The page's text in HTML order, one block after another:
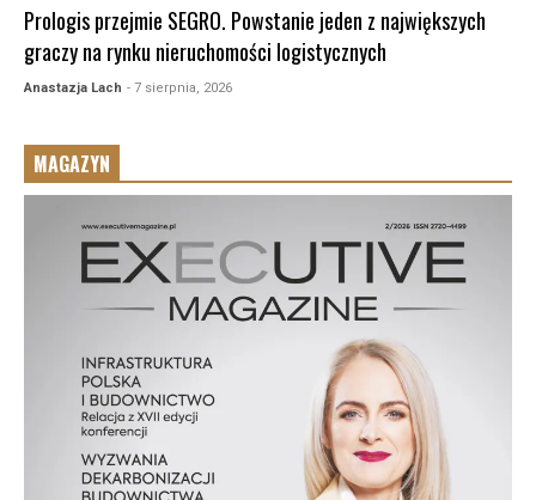
Prologis przejmie SEGRO. Powstanie jeden z największych
graczy na rynku nieruchomości logistycznych
Anastazja Lach - 7 sierpnia, 2026
MAGAZYN